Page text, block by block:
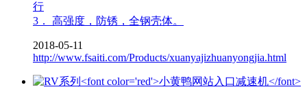
行
3． 高强度，防锈，全钢壳体。
2018-05-11
http://www.fsaiti.com/Products/xuanyajizhuanyongjia.html